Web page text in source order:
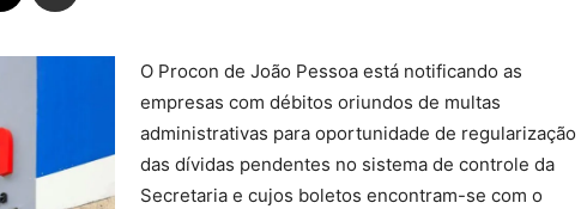
O Procon de João Pessoa está notificando as
empresas com débitos oriundos de multas
administrativas para oportunidade de regularização
das dívidas pendentes no sistema de controle da
Secretaria e cujos boletos encontram-se com o